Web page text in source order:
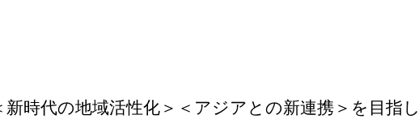
新時代の地域活性化＞＜アジアとの新連携＞を目指